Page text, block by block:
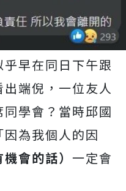
早在同日下午跟
端倪，一位友人
學會？當時邱國
為我個人的因
機會的話） 一定會